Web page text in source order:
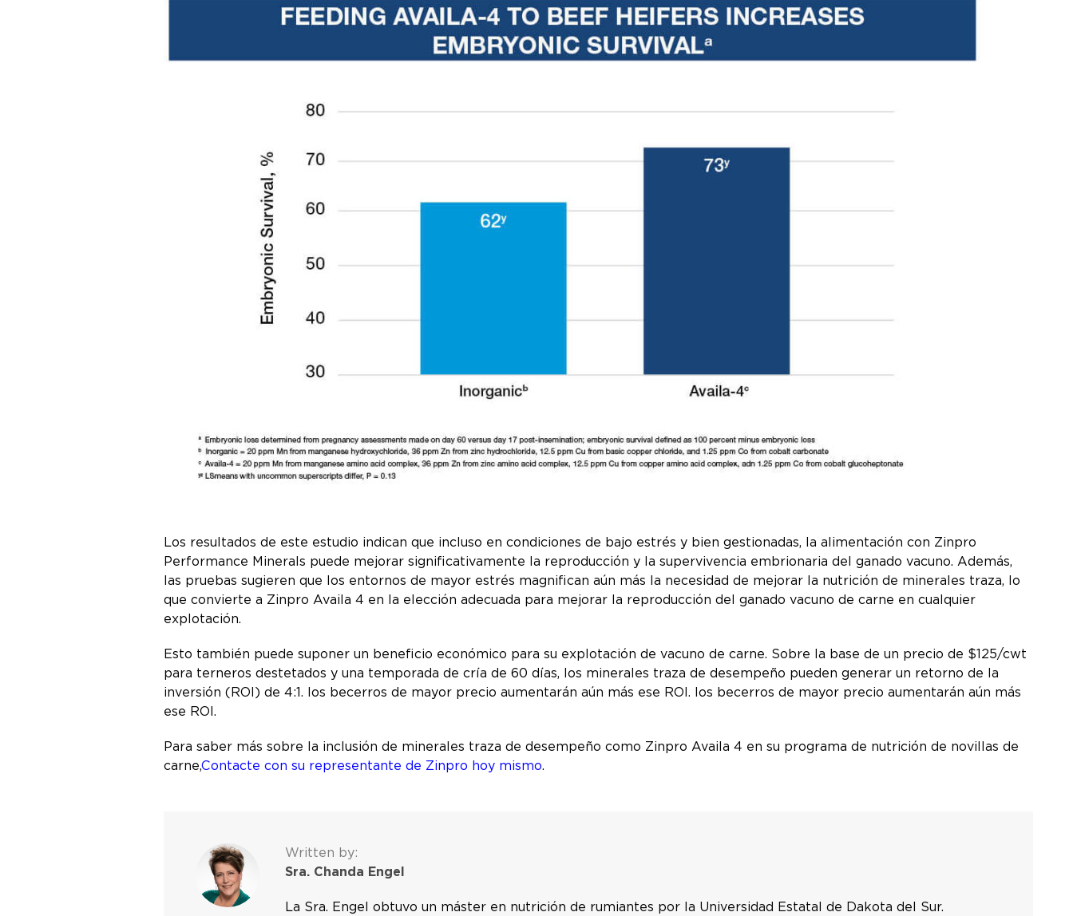
Los resultados de este estudio indican que incluso en condiciones de bajo estrés y bien gestionadas, la alimentación con Zinpro
Performance Minerals puede mejorar significativamente la reproducción y la supervivencia embrionaria del ganado vacuno. Además,
las pruebas sugieren que los entornos de mayor estrés magnifican aún más la necesidad de mejorar la nutrición de minerales traza, lo
que convierte a Zinpro Availa 4 en la elección adecuada para mejorar la reproducción del ganado vacuno de carne en cualquier
explotación.
Esto también puede suponer un beneficio económico para su explotación de vacuno de carne. Sobre la base de un precio de $125/cwt
para terneros destetados y una temporada de cría de 60 días, los minerales traza de desempeño pueden generar un retorno de la
inversión (ROI) de 4:1. los becerros de mayor precio aumentarán aún más ese ROI. los becerros de mayor precio aumentarán aún más
ese ROI.
Para saber más sobre la inclusión de minerales traza de desempeño como Zinpro Availa 4 en su programa de nutrición de novillas de
carne,Contacte con su representante de Zinpro hoy mismo.
Written by:
Sra. Chanda Engel
La Sra. Engel obtuvo un máster en nutrición de rumiantes por la Universidad Estatal de Dakota del Sur.